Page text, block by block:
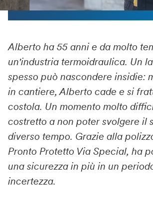
Alberto ha 55 anni e da molto
un'industria termoidraulica. Un
spesso può nascondere insidie:
in cantiere, Alberto cade e si
costola. Un momento molto
costretto a non poter svolgere il
diverso tempo. Grazie alla
Pronto Protetto Via Special, ha
una sicurezza in più in un
incertezza.